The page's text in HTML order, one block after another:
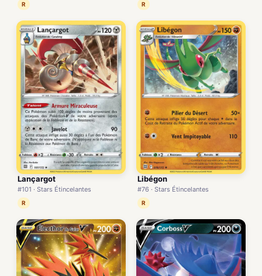
R R
Lançargot
#101 · Stars Étincelantes
R
Libégon
#76 · Stars Étincelantes
R